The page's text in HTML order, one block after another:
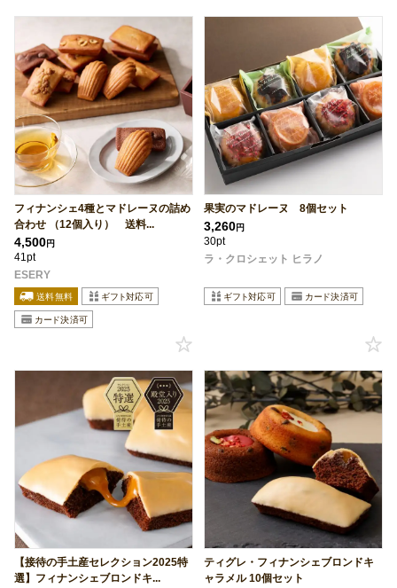
フィナンシェ4種とマドレーヌの詰め
合わせ （12個入り） 送料...
4,500円
41pt
ESERY
果実のマドレーヌ 8個セット
3,260円
30pt
ラ・クロシェット ヒラノ
【接待の手土産セレクション2025特
選】フィナンシェブロンドキ...
ティグレ・フィナンシェブロンドキ
ャラメル 10個セット